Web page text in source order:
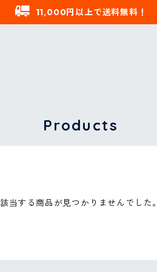
11,000円以上で送料無料！
Products
該当する商品が見つかりませんでした。